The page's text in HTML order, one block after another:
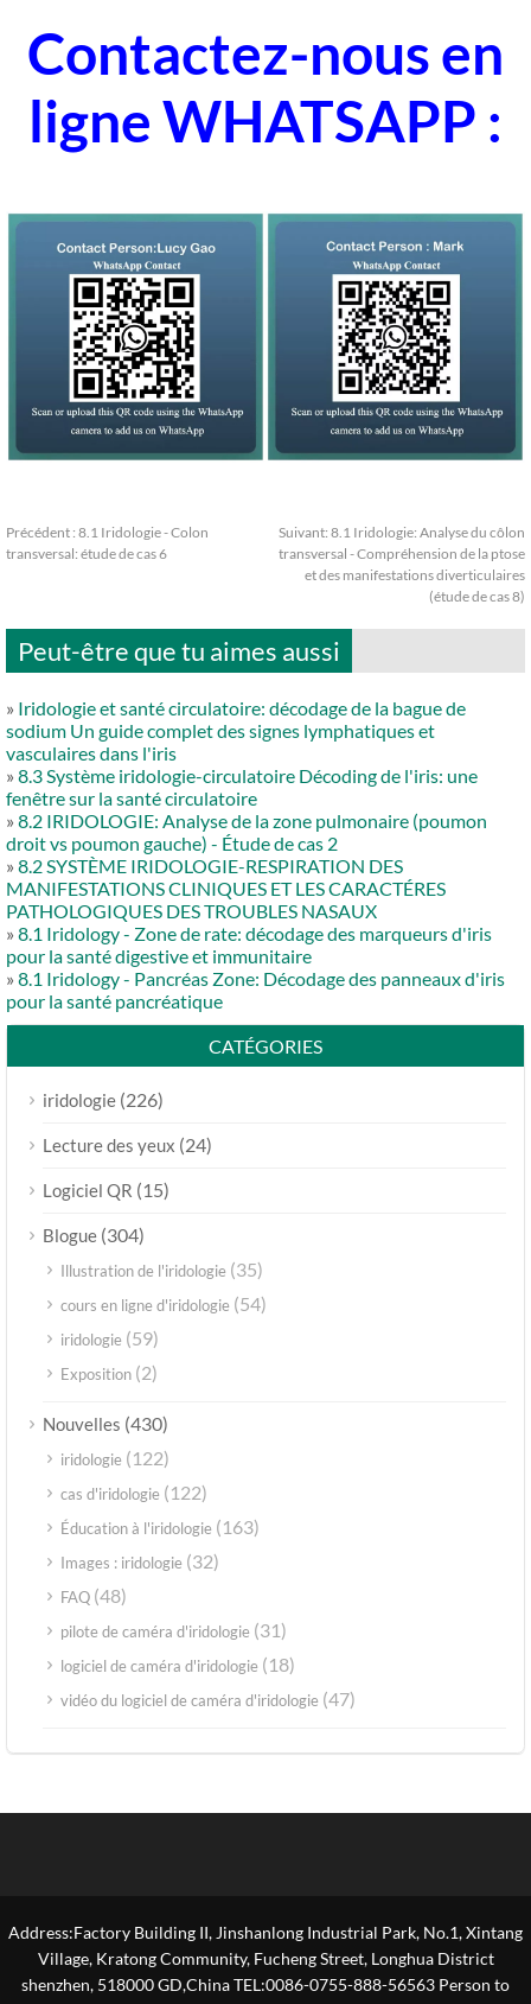
Contactez-nous en
ligne WHATSAPP :
Précédent : 8.1 Iridologie - Colon
transversal: étude de cas 6
Suivant: 8.1 Iridologie: Analyse du côlon
transversal - Compréhension de la ptose
et des manifestations diverticulaires
(étude de cas 8)
Peut-être que tu aimes aussi
» Iridologie et santé circulatoire: décodage de la bague de
sodium Un guide complet des signes lymphatiques et
vasculaires dans l'iris
» 8.3 Système iridologie-circulatoire Décoding de l'iris: une
fenêtre sur la santé circulatoire
» 8.2 IRIDOLOGIE: Analyse de la zone pulmonaire (poumon
droit vs poumon gauche) - Étude de cas 2
» 8.2 SYSTÈME IRIDOLOGIE-RESPIRATION DES
MANIFESTATIONS CLINIQUES ET LES CARACTÉRES
PATHOLOGIQUES DES TROUBLES NASAUX
» 8.1 Iridology - Zone de rate: décodage des marqueurs d'iris
pour la santé digestive et immunitaire
» 8.1 Iridology - Pancréas Zone: Décodage des panneaux d'iris
pour la santé pancréatique
CATÉGORIES
iridologie (226)
Lecture des yeux (24)
Logiciel QR (15)
Blogue (304)
Illustration de l'iridologie (35)
cours en ligne d'iridologie (54)
iridologie (59)
Exposition (2)
Nouvelles (430)
iridologie (122)
cas d'iridologie (122)
Éducation à l'iridologie (163)
Images : iridologie (32)
FAQ (48)
pilote de caméra d'iridologie (31)
logiciel de caméra d'iridologie (18)
vidéo du logiciel de caméra d'iridologie (47)
Address:Factory Building II, Jinshanlong Industrial Park, No.1, Xintang
Village, Kratong Community, Fucheng Street, Longhua District
shenzhen, 518000 GD,China TEL:0086-0755-888-56563 Person to